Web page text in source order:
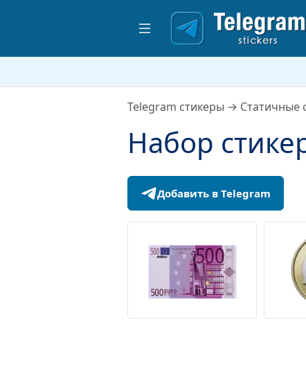
Telegram стикеры → Статичные
Набор
Добавить в Telegram